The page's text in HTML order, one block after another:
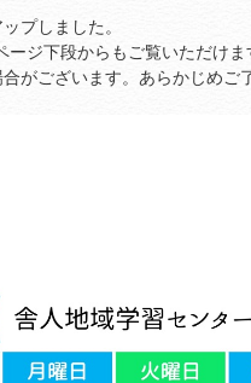
プしました。
ジ下段からもご覧いただけま
がございます。あらかじめご